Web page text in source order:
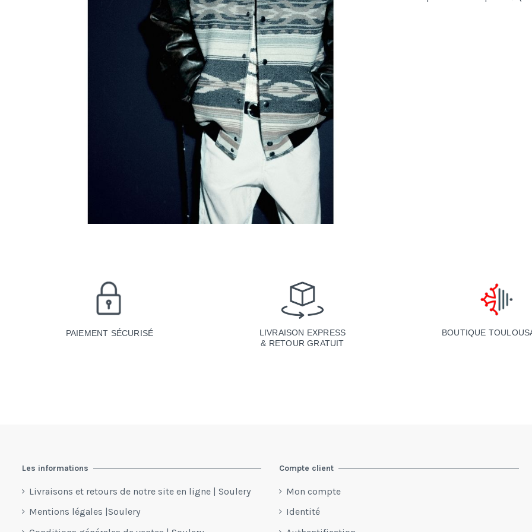
PAIEMENT SÉCURISÉ
LIVRAISON EXPRESS
& RETOUR GRATUIT
BOUTIQUE
Les informations
Livraisons et retours de notre site en ligne | Soulery
Mentions légales |Soulery
Compte client
Mon compte
Identité